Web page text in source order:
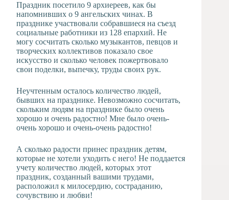
Праздник посетило 9 архиереев, как бы
напомнивших о 9 ангельских чинах. В
празднике участвовали собравшиеся на съезд
социальные работники из 128 епархий. Не
могу сосчитать сколько музыкантов, певцов и
творческих коллективов показало свое
искусство и сколько человек пожертвовало
свои поделки, выпечку, труды своих рук.
Неучтенным осталось количество людей,
бывших на празднике. Невозможно сосчитать,
скольким людям на празднике было очень
хорошо и очень радостно! Мне было очень-
очень хорошо и очень-очень радостно!
А сколько радости принес праздник детям,
которые не хотели уходить с него! Не поддается
учету количество людей, которых этот
праздник, созданный вашими трудами,
расположил к милосердию, состраданию,
сочувствию и любви!